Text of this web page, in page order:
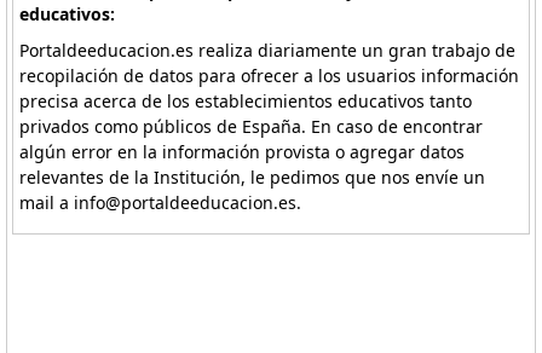
educativos:
Portaldeeducacion.es realiza diariamente un gran trabajo de
recopilación de datos para ofrecer a los usuarios información
precisa acerca de los establecimientos educativos tanto
privados como públicos de España. En caso de encontrar
algún error en la información provista o agregar datos
relevantes de la Institución, le pedimos que nos envíe un
mail a info@portaldeeducacion.es.